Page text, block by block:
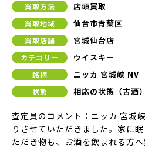
買取方法 店頭買取
買取地域 仙台市青葉区
買取店舗 宮城仙台店
カテゴリー ウイスキー
銘柄 ニッカ 宮城峡 NV
状態 相応の状態（古酒）
査定員のコメント：ニッカ 宮城
りさせていただきました。家に
ただき物も、お酒を飲まれる方へ